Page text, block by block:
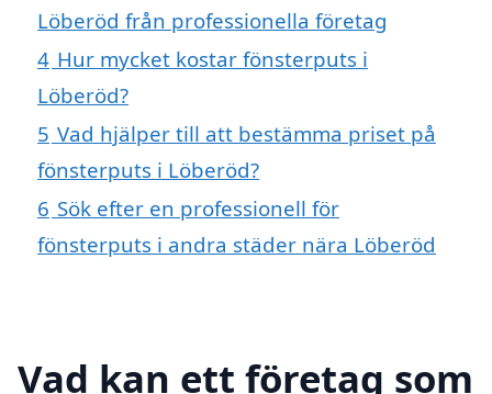
Löberöd från professionella företag
4 Hur mycket kostar fönsterputs i
Löberöd?
5 Vad hjälper till att bestämma priset på
fönsterputs i Löberöd?
6 Sök efter en professionell för
fönsterputs i andra städer nära Löberöd
Vad kan ett företag som